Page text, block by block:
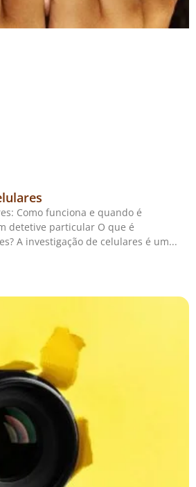
Como funciona e quando é
detetive particular O que é
A investigação de celulares é um